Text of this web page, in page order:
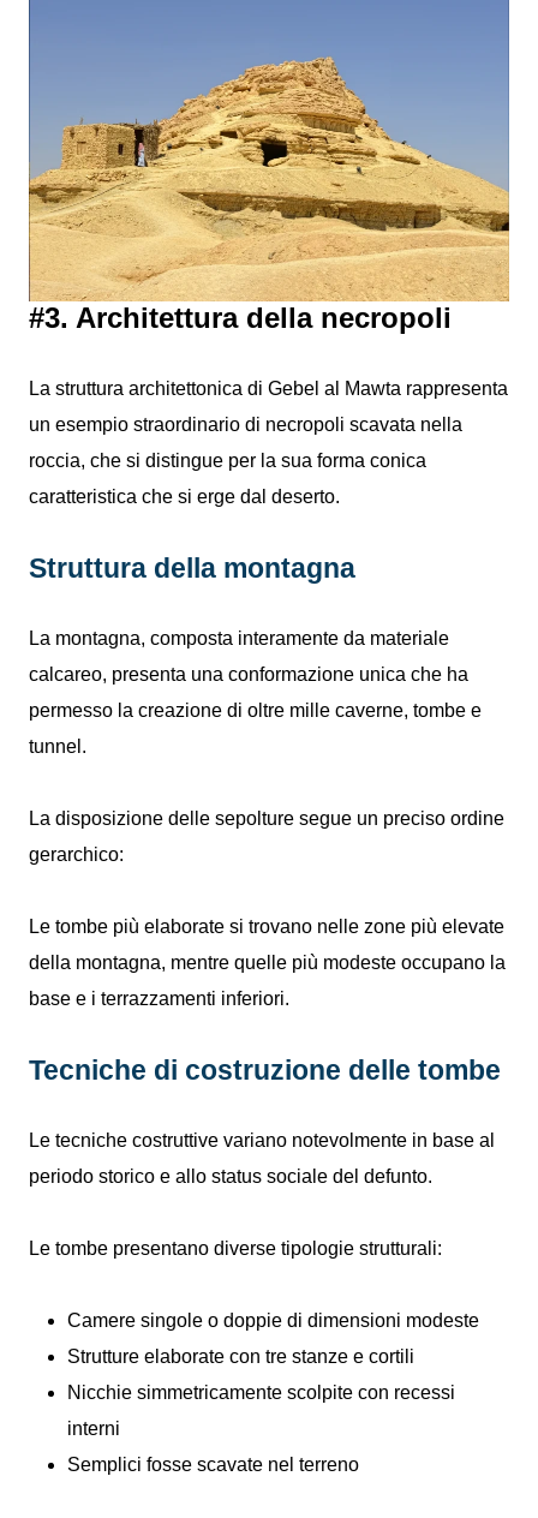
#3. Architettura della necropoli
La struttura architettonica di Gebel al Mawta rappresenta
un esempio straordinario di necropoli scavata nella
roccia, che si distingue per la sua forma conica
caratteristica che si erge dal deserto.
Struttura della montagna
La montagna, composta interamente da materiale
calcareo, presenta una conformazione unica che ha
permesso la creazione di oltre mille caverne, tombe e
tunnel.
La disposizione delle sepolture segue un preciso ordine
gerarchico:
Le tombe più elaborate si trovano nelle zone più elevate
della montagna, mentre quelle più modeste occupano la
base e i terrazzamenti inferiori.
Tecniche di costruzione delle tombe
Le tecniche costruttive variano notevolmente in base al
periodo storico e allo status sociale del defunto.
Le tombe presentano diverse tipologie strutturali:
Camere singole o doppie di dimensioni modeste
Strutture elaborate con tre stanze e cortili
Nicchie simmetricamente scolpite con recessi
interni
Semplici fosse scavate nel terreno